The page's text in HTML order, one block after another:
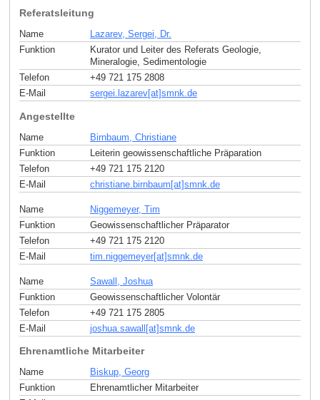
Referatsleitung
Name
Lazarev, Sergei, Dr.
Funktion
Kurator und Leiter des Referats Geologie,
Mineralogie, Sedimentologie
Telefon
+49 721 175 2808
E-Mail
sergei.lazarev[at]smnk.de
Angestellte
Name
Birnbaum, Christiane
Funktion
Leiterin geowissenschaftliche Präparation
Telefon
+49 721 175 2120
E-Mail
christiane.birnbaum[at]smnk de
Name
Niggemeyer, Tim
Funktion
Geowissenschaftlicher Präparator
Telefon
+49 721 175 2120
E-Mail
tim.niggemeyer[at]smnk de
Name
Sawall, Joshua
Funktion
Geowissenschaftlicher Volontär
Telefon
+49 721 175 2805
E-Mail
joshua.sawall[at]smnk de
Ehrenamtliche Mitarbeiter
Name
Biskup, Georg
Funktion
Ehrenamtlicher Mitarbeiter